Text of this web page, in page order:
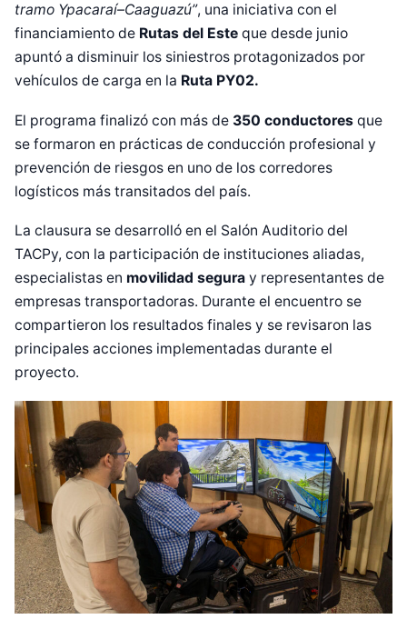
tramo Ypacaraí–Caaguazú”, una iniciativa con el
financiamiento de Rutas del Este que desde junio
apuntó a disminuir los siniestros protagonizados por
vehículos de carga en la Ruta PY02.
El programa finalizó con más de 350 conductores que
se formaron en prácticas de conducción profesional y
prevención de riesgos en uno de los corredores
logísticos más transitados del país.
La clausura se desarrolló en el Salón Auditorio del
TACPy, con la participación de instituciones aliadas,
especialistas en movilidad segura y representantes de
empresas transportadoras. Durante el encuentro se
compartieron los resultados finales y se revisaron las
principales acciones implementadas durante el
proyecto.